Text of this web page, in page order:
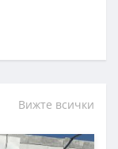
Вижте всички